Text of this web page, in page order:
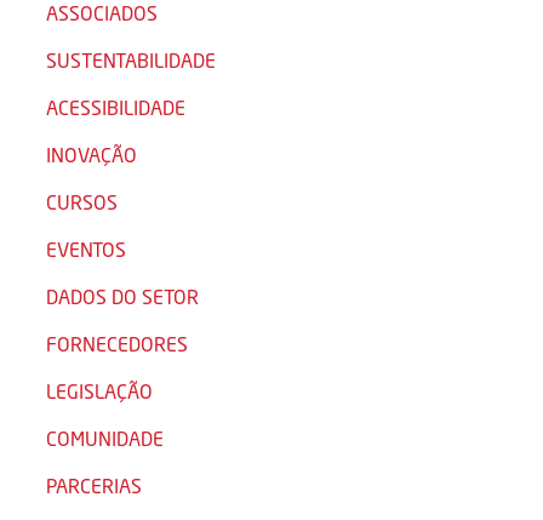
ASSOCIADOS
SUSTENTABILIDADE
ACESSIBILIDADE
INOVAÇÃO
CURSOS
EVENTOS
DADOS DO SETOR
FORNECEDORES
LEGISLAÇÃO
COMUNIDADE
PARCERIAS